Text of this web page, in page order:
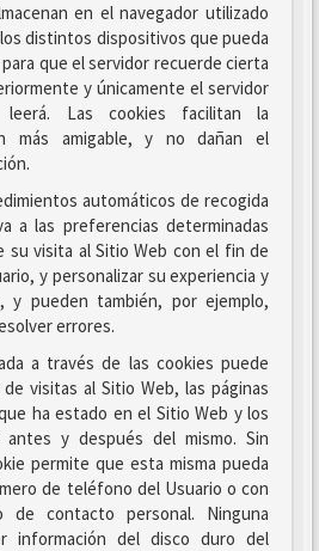
en el navegador utilizado
distintos dispositivos que pueda
que el servidor recuerde cierta
y únicamente el servidor
Las cookies facilitan la
más amigable, y no dañan el
automáticos de recogida
a las preferencias determinadas
su visita al Sitio Web con el fin de
y personalizar su experiencia y
y pueden también, por ejemplo,
errores.
a través de las cookies puede
visitas al Sitio Web, las páginas
ha estado en el Sitio Web y los
y después del mismo. Sin
permite que esta misma pueda
de teléfono del Usuario o con
de contacto personal. Ninguna
información del disco duro del